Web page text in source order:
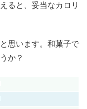
ると、妥当なカロリ
思います。和菓子で
か？